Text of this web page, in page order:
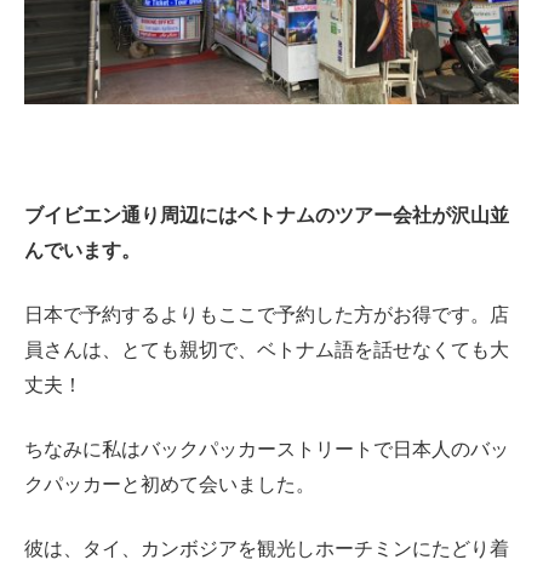
ブイビエン通り周辺にはベトナムのツアー会社が沢山並
んでいます。
日本で予約するよりもここで予約した方がお得です。店
員さんは、とても親切で、ベトナム語を話せなくても大
丈夫！
ちなみに私はバックパッカーストリートで日本人のバッ
クパッカーと初めて会いました。
彼は、タイ、カンボジアを観光しホーチミンにたどり着